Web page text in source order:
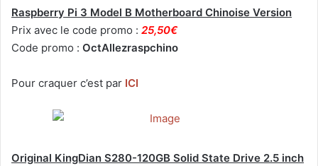
Raspberry Pi 3 Model B Motherboard Chinoise Version
Prix avec le code promo : 25,50€
Code promo : OctAllezraspchino
Pour craquer c’est par ICI
Original KingDian S280-120GB Solid State Drive 2.5 inch